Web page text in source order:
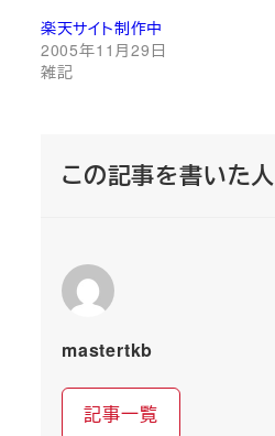
楽天サイト制作中
2005年11月29日
雑記
この記事を書いた人
mastertkb
記事一覧